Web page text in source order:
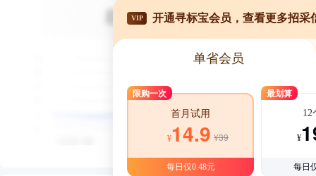
VIP 开通寻标宝会员，查看更多招采
单省会员
限购一次
首月试用
¥14.9 ¥39
每日仅0.48元
最划算
12
¥
每日